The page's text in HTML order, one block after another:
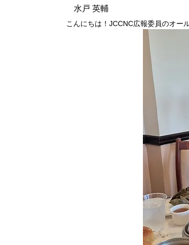
水戸 英輔
こんにちは！JCCNC広報委員のオー